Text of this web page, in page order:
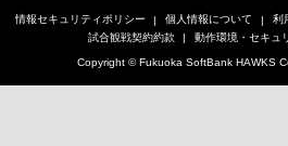
情報セキュリティポリシー 個人情報について 利
試合観戦契約約款
動作環境・セキュ
Copyright © Fukuoka SoftBank HAWKS